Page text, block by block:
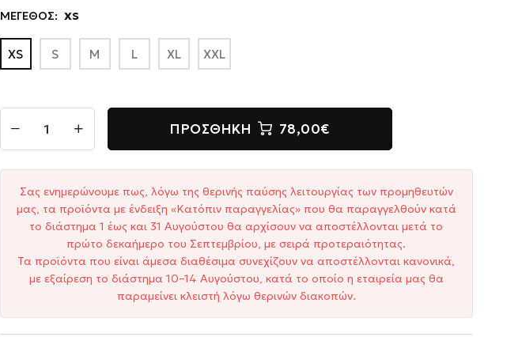
ΜΕΓΕΘΟΣ: XS
XS S M L XL XXL
ΠΡΟΣΘΉΚΗ 78,00€
Σας ενημερώνουμε πως, λόγω της θερινής παύσης λειτουργίας των προμηθευτών
μας, τα προϊόντα με ένδειξη «Κατόπιν παραγγελίας» που θα παραγγελθούν κατά
το διάστημα 1 έως και 31 Αυγούστου θα αρχίσουν να αποστέλλονται μετά το
πρώτο δεκαήμερο του Σεπτεμβρίου, με σειρά προτεραιότητας.
Τα προϊόντα που είναι άμεσα διαθέσιμα συνεχίζουν να αποστέλλονται κανονικά,
με εξαίρεση το διάστημα 10–14 Αυγούστου, κατά το οποίο η εταιρεία μας θα
παραμείνει κλειστή λόγω θερινών διακοπών.